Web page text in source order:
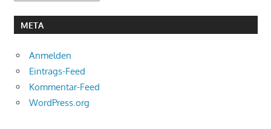
META
Anmelden
Eintrags-Feed
Kommentar-Feed
WordPress.org